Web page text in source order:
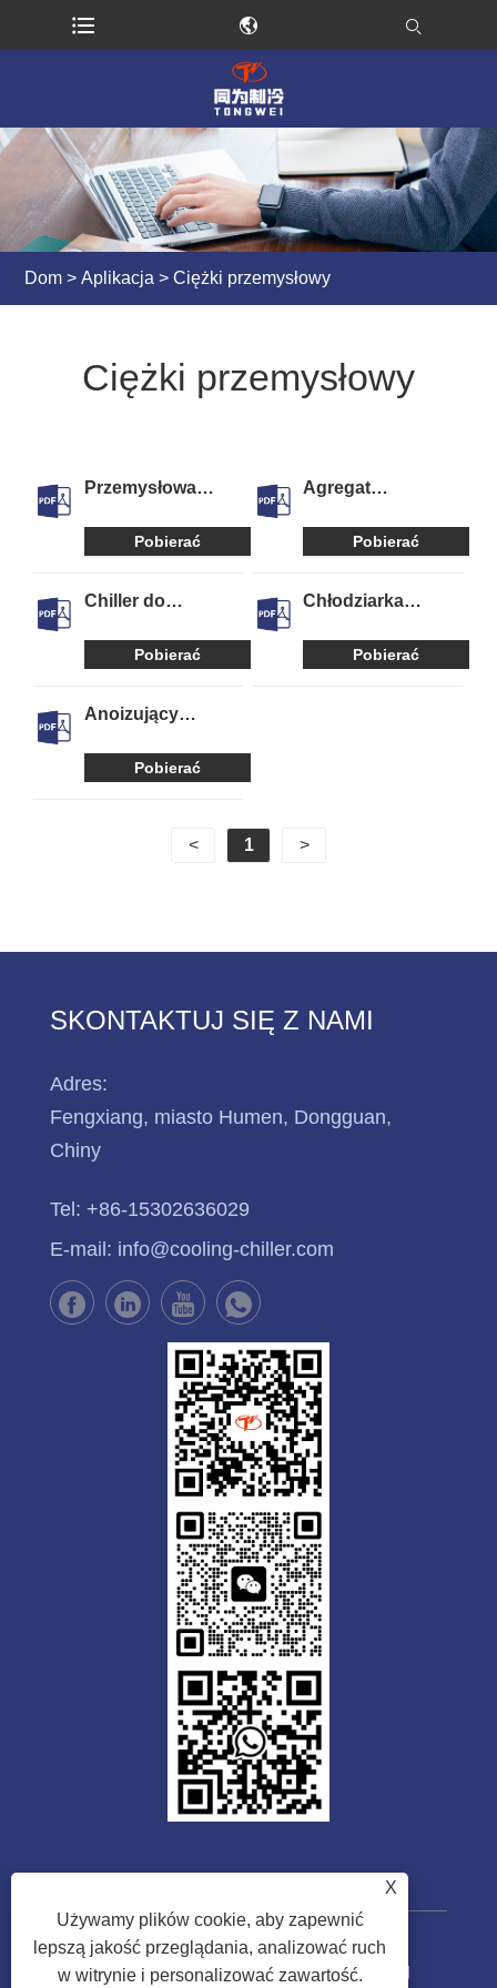
Dom > Aplikacja > Ciężki przemysłowy
Ciężki przemysłowy
Przemysłowa
chłodnicza oleju
Pobierać
Agregat
hydraulicznego
Pobierać
Chiller do
galwanizacji
Pobierać
Chłodziarka
Pobierać
Anoizujący
chłodniczy
Pobierać
< 1 >
SKONTAKTUJ SIĘ Z NAMI
Adres:
Fengxiang, miasto Humen, Dongguan,
Chiny
Tel: +86-15302636029
E-mail: info@cooling-chiller.com
Prawa autorskie © 2023 Guangdong
X
Używamy plików cookie, aby zapewnić
lepszą jakość przeglądania, analizować ruch
w witrynie i personalizować zawartość.